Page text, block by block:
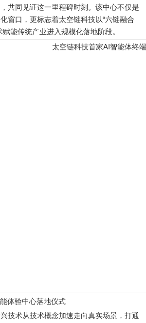
共同见证这一里程碑时刻。该中心不仅是
窗口，更标志着太空链科技以“六链融合
能传统产业进入规模化落地阶段。
验中心落地仪式
术从技术概念加速走向真实场景，打通